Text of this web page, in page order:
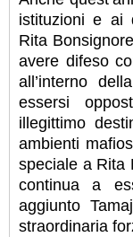
istituzioni e ai
Rita
avere difeso
all’interno
essersi
illegittimo
ambienti
speciale a Rita
continua a
aggiunto
straordinaria